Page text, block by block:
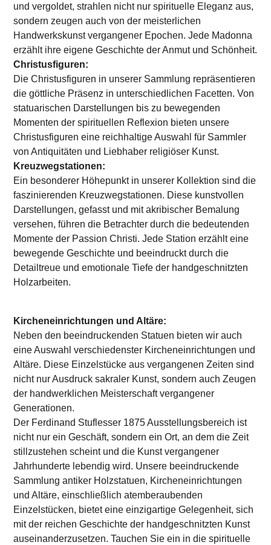
und vergoldet, strahlen nicht nur spirituelle Eleganz aus,
sondern zeugen auch von der meisterlichen
Handwerkskunst vergangener Epochen. Jede Madonna
erzählt ihre eigene Geschichte der Anmut und Schönheit.
Christusfiguren:
Die Christusfiguren in unserer Sammlung repräsentieren
die göttliche Präsenz in unterschiedlichen Facetten. Von
statuarischen Darstellungen bis zu bewegenden
Momenten der spirituellen Reflexion bieten unsere
Christusfiguren eine reichhaltige Auswahl für Sammler
von Antiquitäten und Liebhaber religiöser Kunst.
Kreuzwegstationen:
Ein besonderer Höhepunkt in unserer Kollektion sind die
faszinierenden Kreuzwegstationen. Diese kunstvollen
Darstellungen, gefasst und mit akribischer Bemalung
versehen, führen die Betrachter durch die bedeutenden
Momente der Passion Christi. Jede Station erzählt eine
bewegende Geschichte und beeindruckt durch die
Detailtreue und emotionale Tiefe der handgeschnitzten
Holzarbeiten.
Kircheneinrichtungen und Altäre:
Neben den beeindruckenden Statuen bieten wir auch
eine Auswahl verschiedenster Kircheneinrichtungen und
Altäre. Diese Einzelstücke aus vergangenen Zeiten sind
nicht nur Ausdruck sakraler Kunst, sondern auch Zeugen
der handwerklichen Meisterschaft vergangener
Generationen.
Der Ferdinand Stuflesser 1875 Ausstellungsbereich ist
nicht nur ein Geschäft, sondern ein Ort, an dem die Zeit
stillzustehen scheint und die Kunst vergangener
Jahrhunderte lebendig wird. Unsere beeindruckende
Sammlung antiker Holzstatuen, Kircheneinrichtungen
und Altäre, einschließlich atemberaubenden
Einzelstücken, bietet eine einzigartige Gelegenheit, sich
mit der reichen Geschichte der handgeschnitzten Kunst
auseinanderzusetzen. Tauchen Sie ein in die spirituelle